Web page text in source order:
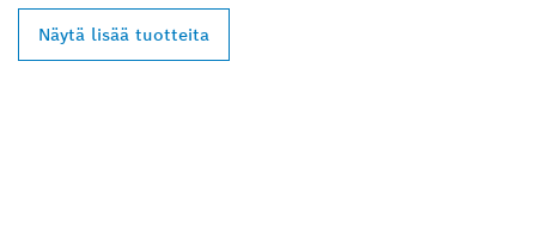
Näytä lisää tuotteita